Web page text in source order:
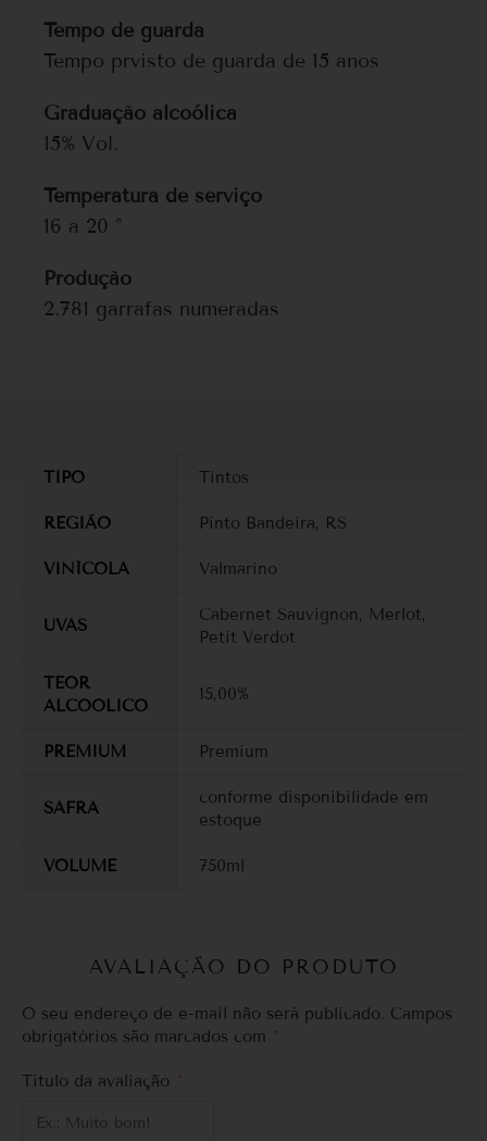
Tempo de guarda
Tempo prvisto de guarda de 15 anos
Graduação alcoólica
15% Vol.
Temperatura de serviço
16 a 20 °
Produção
2.781 garrafas numeradas
TIPO Tintos
REGIÃO Pinto Bandeira, RS
VINÍCOLA Valmarino
UVAS
Cabernet Sauvignon, Merlot,
Petit Verdot
TEOR
ALCOOLICO
15,00%
PREMIUM Premium
SAFRA
conforme disponibilidade em
estoque
VOLUME 750ml
AVALIAÇÃO DO PRODUTO
O seu endereço de e-mail não será publicado. Campos
obrigatórios são marcados com
*
Título da avaliação *